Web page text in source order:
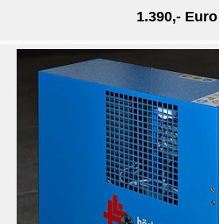
1.390,- Euro